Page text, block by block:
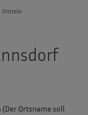
Ortsteile
Ortsname soll